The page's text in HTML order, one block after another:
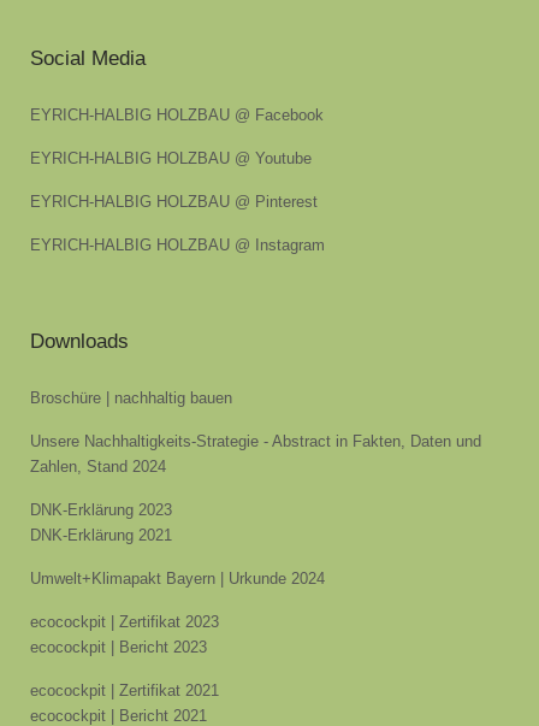
Social Media
EYRICH-HALBIG HOLZBAU @ Facebook
EYRICH-HALBIG HOLZBAU @ Youtube
EYRICH-HALBIG HOLZBAU @ Pinterest
EYRICH-HALBIG HOLZBAU @ Instagram
Downloads
Broschüre | nachhaltig bauen
Unsere Nachhaltigkeits-Strategie - Abstract in Fakten, Daten und
Zahlen, Stand 2024
DNK-Erklärung 2023
DNK-Erklärung 2021
Umwelt+Klimapakt Bayern | Urkunde 2024
ecocockpit | Zertifikat 2023
ecocockpit | Bericht 2023
ecocockpit | Zertifikat 2021
ecocockpit | Bericht 2021